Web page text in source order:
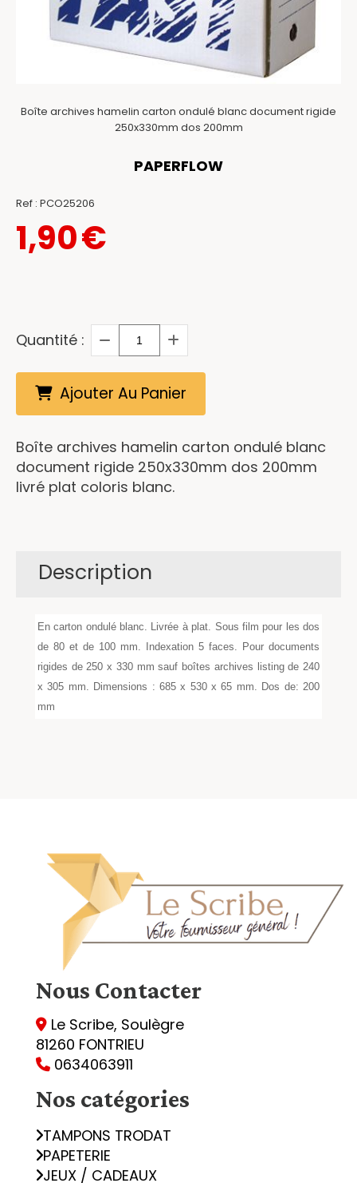
Boîte archives hamelin carton ondulé blanc document rigide
250x330mm dos 200mm
PAPERFLOW
Ref : PCO25206
1,90€
Quantité :
Ajouter Au Panier
Boîte archives hamelin carton ondulé blanc
document rigide 250x330mm dos 200mm
livré plat coloris blanc.
Description
En carton ondulé blanc. Livrée à plat. Sous film pour les dos
de 80 et de 100 mm. Indexation 5 faces. Pour documents
rigides de 250 x 330 mm sauf boîtes archives listing de 240
x 305 mm. Dimensions : 685 x 530 x 65 mm. Dos de: 200
mm
Nous Contacter
 Le Scribe, Soulègre
81260 FONTRIEU
 0634063911
Nos catégories
TAMPONS TRODAT
PAPETERIE
JEUX / CADEAUX